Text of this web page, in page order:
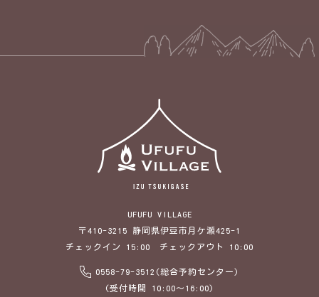
UFUFU VILLAGE
〒410-3215 静岡県伊豆市月ケ瀬425-1
チェックイン 15:00 チェックアウト 10:00
0558-79-3512(総合予約センター)
(受付時間 10:00～16:00)